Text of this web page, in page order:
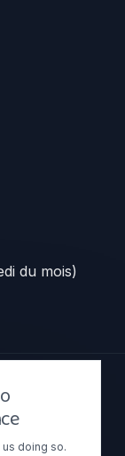
du mois)
TOUS
doing so.